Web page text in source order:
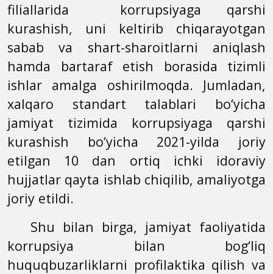
filiallarida korrupsiyaga qarshi
kurashish, uni keltirib chiqarayotgan
sabab va shart-sharoitlarni aniqlash
hamda bartaraf etish borasida tizimli
ishlar amalga oshirilmoqda. Jumladan,
xalqaro standart talablari bo‘yicha
jamiyat tizimida korrupsiyaga qarshi
kurashish bo‘yicha 2021-yilda joriy
etilgan 10 dan ortiq ichki idoraviy
hujjatlar qayta ishlab chiqilib, amaliyotga
joriy etildi.
Shu bilan birga, jamiyat faoliyatida
korrupsiya bilan bog‘liq
huquqbuzarliklarni profilaktika qilish va